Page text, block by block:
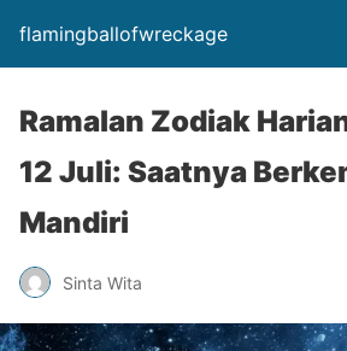
flamingballofwreckage
Ramalan Zodiak
12 Juli: Saatnya
Mandiri
Sinta Wita